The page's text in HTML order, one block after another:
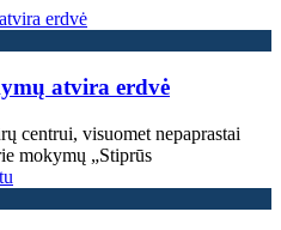
atvira erdvė
centrui, visuomet nepaprastai
mokymų „Stiprūs